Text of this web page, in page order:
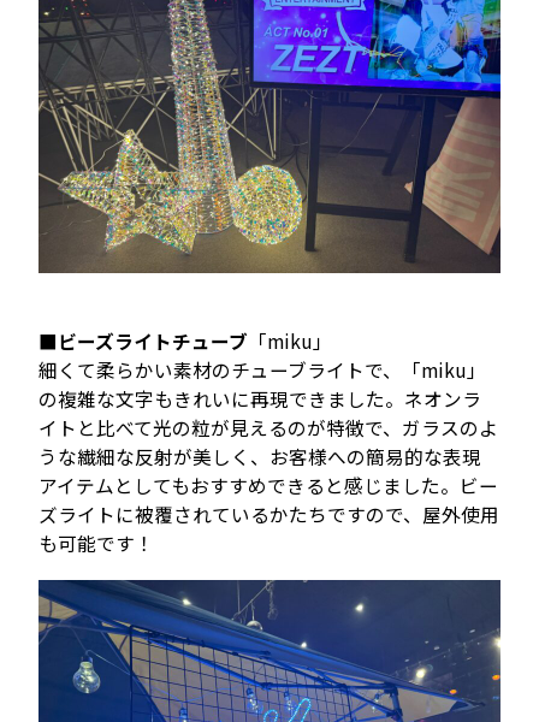
■ビーズライトチューブ 「miku」
細くて柔らかい素材のチューブライトで、「miku」
の複雑な文字もきれいに再現できました。ネオンラ
イトと比べて光の粒が見えるのが特徴で、ガラスのよ
うな繊細な反射が美しく、お客様への簡易的な表現
アイテムとしてもおすすめできると感じました。ビー
ズライトに被覆されているかたちですので、屋外使用
も可能です！